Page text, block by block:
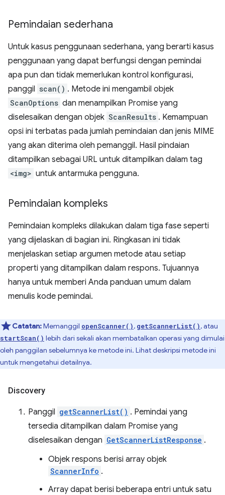
Pemindaian sederhana
Untuk kasus penggunaan sederhana, yang berarti kasus
penggunaan yang dapat berfungsi dengan pemindai
apa pun dan tidak memerlukan kontrol konfigurasi,
panggil scan() . Metode ini mengambil objek
ScanOptions dan menampilkan Promise yang
diselesaikan dengan objek ScanResults . Kemampuan
opsi ini terbatas pada jumlah pemindaian dan jenis MIME
yang akan diterima oleh pemanggil. Hasil pindaian
ditampilkan sebagai URL untuk ditampilkan dalam tag
<img> untuk antarmuka pengguna.
Pemindaian kompleks
Pemindaian kompleks dilakukan dalam tiga fase seperti
yang dijelaskan di bagian ini. Ringkasan ini tidak
menjelaskan setiap argumen metode atau setiap
properti yang ditampilkan dalam respons. Tujuannya
hanya untuk memberi Anda panduan umum dalam
menulis kode pemindai.
Catatan:Memanggil openScanner(), getScannerList(), atau
startScan() lebih dari sekali akan membatalkan operasi yang dimulai
oleh panggilan sebelumnya ke metode ini. Lihat deskripsi metode ini
untuk mengetahui detailnya.
Discovery
Panggil getScannerList() . Pemindai yang
tersedia ditampilkan dalam Promise yang
diselesaikan dengan GetScannerListResponse .
Objek respons berisi array objek
ScannerInfo .
Array dapat berisi beberapa entri untuk satu